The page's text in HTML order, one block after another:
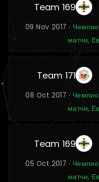
Team 169
09 Nov 2017 ·
матчи,
Team 171
08 Oct 2017 ·
матчи,
Team 169
05 Oct 2017 ·
матчи,